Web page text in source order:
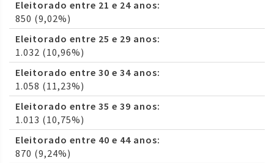
Eleitorado entre 21 e 24 anos:
850 (9,02%)
Eleitorado entre 25 e 29 anos:
1.032 (10,96%)
Eleitorado entre 30 e 34 anos:
1.058 (11,23%)
Eleitorado entre 35 e 39 anos:
1.013 (10,75%)
Eleitorado entre 40 e 44 anos:
870 (9,24%)